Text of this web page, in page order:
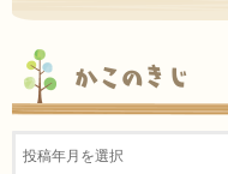
かこのきじ